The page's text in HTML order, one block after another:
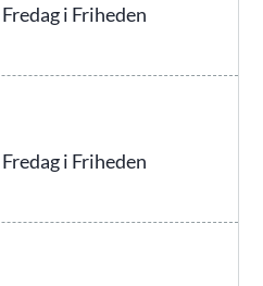
i Friheden
i Friheden